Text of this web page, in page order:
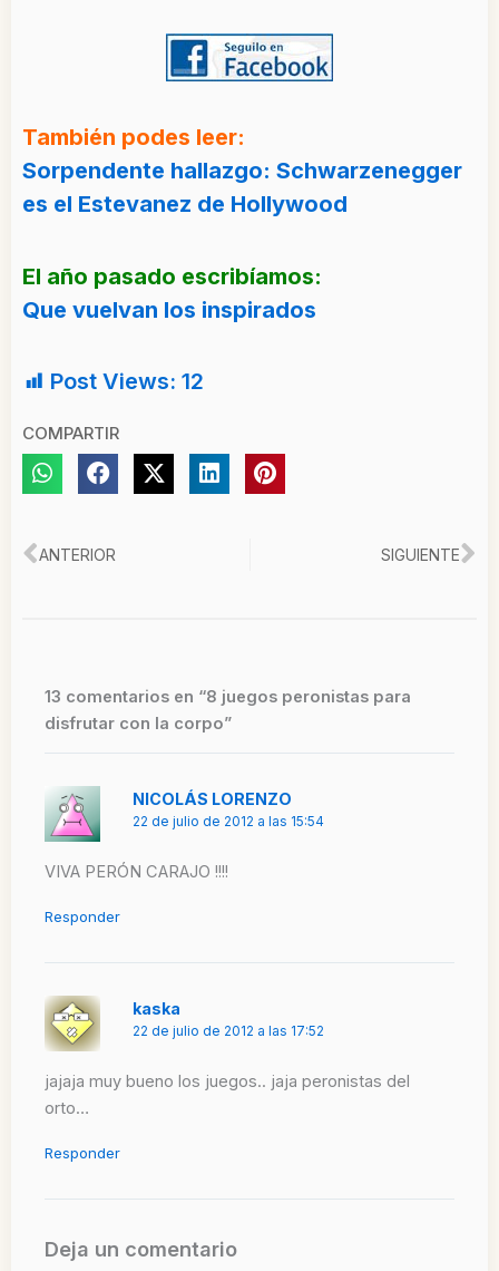
También podes leer:
Sorpendente hallazgo: Schwarzenegger
es el Estevanez de Hollywood
El año pasado escribíamos:
Que vuelvan los inspirados
Post Views: 12
COMPARTIR
Ant
ANTERIOR SIGUIENTE
13 comentarios en “8 juegos peronistas para
disfrutar con la corpo”
NICOLÁS LORENZO
22 de julio de 2012 a las 15:54
VIVA PERÓN CARAJO !!!!
Responder
kaska
22 de julio de 2012 a las 17:52
jajaja muy bueno los juegos.. jaja peronistas del
orto…
Responder
Deja un comentario